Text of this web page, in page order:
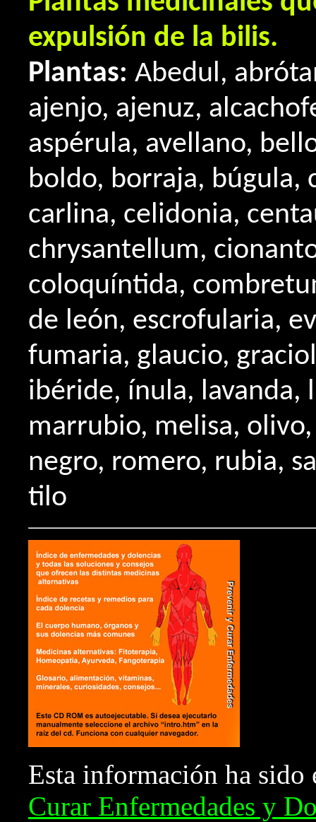
expulsión de la bilis.
Plantas: Abedul,
ajenjo, ajenuz,
aspérula, avellano,
boldo, borraja, búgula,
carlina, celidonia,
chrysantellum,
coloquíntida,
de león, escrofularia,
fumaria, glaucio,
ibéride, ínula, lavanda,
marrubio, melisa,
negro, romero, rubia,
tilo
Esta información ha
Curar Enfermedades y